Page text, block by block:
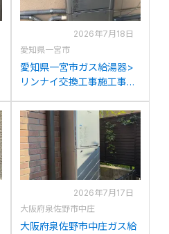
2026年7月18日
愛知県一宮市
愛知県一宮市ガス給湯器>
リンナイ交換工事施工事
2045SAWXからリンナイ
RUF-K2406SAW(A)への交
換
2026年7月17日
大阪府泉佐野市中庄
大阪府泉佐野市中庄ガス給